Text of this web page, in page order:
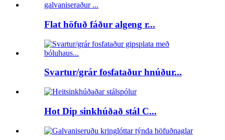
Flat höfuð fáður algeng r...
Svartur/grár fosfataður hnúður...
Hot Dip sinkhúðað stál C...